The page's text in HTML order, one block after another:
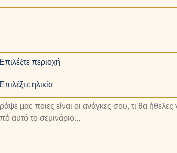
Επιλέξτε περιοχή
Επιλέξτε ηλικία